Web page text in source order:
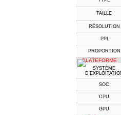
TAILLE
RÉSOLUTION
PPI
PROPORTION
PLATEFORME
SYSTÈME
SOC
CPU
GPU